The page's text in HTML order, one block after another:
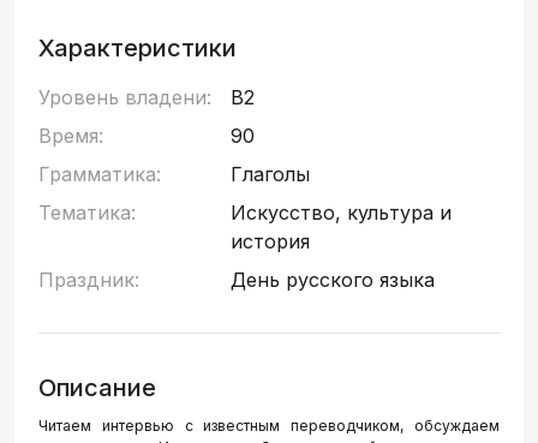
Характеристики
Уровень владени:
B2
Время:
90
Грамматика:
Глаголы
Тематика:
Искусство, культура и
история
Праздник:
День русского языка
Описание
Читаем интервью с известным переводчиком, обсуждаем